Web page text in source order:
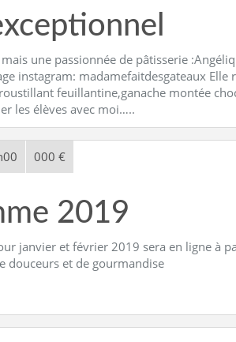
mais une passionnée de pâtisserie
instagram: madamefaitdesgateaux
feuillantine,ganache montée
les élèves avec moi…..
000 €
2019
janvier et février 2019 sera en ligne à
douceurs et de gourmandise